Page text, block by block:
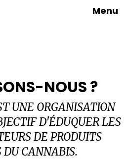
Menu
NOUS ?
UNE ORGANISATION
D'ÉDUQUER LES
DE PRODUITS
DU CANNABIS.